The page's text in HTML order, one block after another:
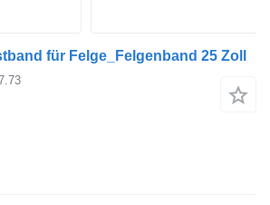
für Felge_Felgenband 25 Zoll